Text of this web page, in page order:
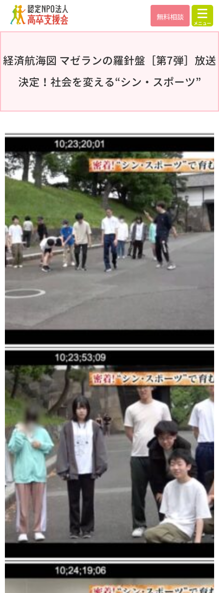
to
content
無料相談
経済航海図 マゼランの羅針盤［第7弾］放送
決定！社会を変える“シン・スポーツ”